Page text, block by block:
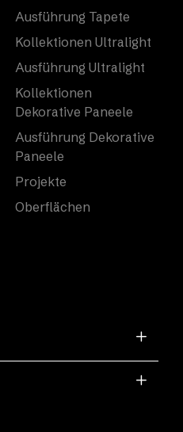
Ausführung Tapete
Kollektionen Ultralight
Ausführung Ultralight
Kollektionen
Dekorative Paneele
Ausführung Dekorative
Paneele
Projekte
Oberflächen